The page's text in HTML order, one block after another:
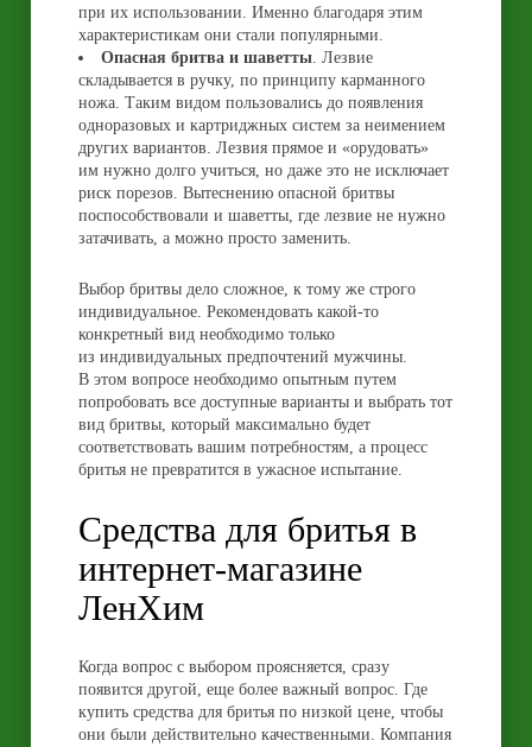
при их использовании. Именно благодаря этим
характеристикам они стали популярными.
Опасная бритва и шаветты. Лезвие
складывается в ручку, по принципу карманного
ножа. Таким видом пользовались до появления
одноразовых и картриджных систем за неимением
других вариантов. Лезвия прямое и «орудовать»
им нужно долго учиться, но даже это не исключает
риск порезов. Вытеснению опасной бритвы
поспособствовали и шаветты, где лезвие не нужно
затачивать, а можно просто заменить.
Выбор бритвы дело сложное, к тому же строго
индивидуальное. Рекомендовать какой-то
конкретный вид необходимо только
из индивидуальных предпочтений мужчины.
В этом вопросе необходимо опытным путем
попробовать все доступные варианты и выбрать тот
вид бритвы, который максимально будет
соответствовать вашим потребностям, а процесс
бритья не превратится в ужасное испытание.
Средства для бритья в
интернет-магазине
ЛенХим
Когда вопрос с выбором проясняется, сразу
появится другой, еще более важный вопрос. Где
купить средства для бритья по низкой цене, чтобы
они были действительно качественными. Компания